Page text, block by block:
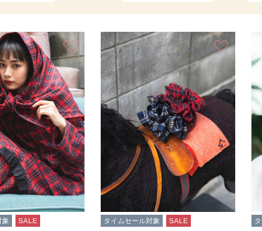
お気に入り
象 SALE
お気に入
タイムセール対象 SALE